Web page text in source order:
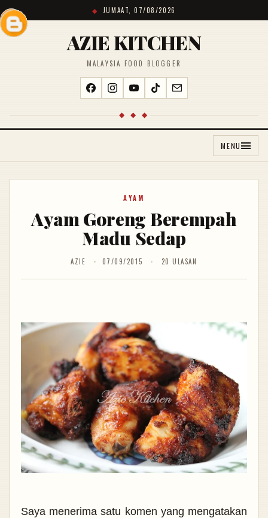
JUMAAT, 07/08/2026
AZIE KITCHEN
MALAYSIA FOOD BLOGGER
◆ ◆ ◆
MENU
AYAM
Ayam Goreng Berempah
Madu Sedap
AZIE 07/09/2015 20 ULASAN
Saya menerima satu komen yang mengatakan